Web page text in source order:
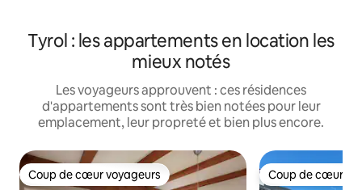
Tyrol : les appartements en location les
mieux notés
Les voyageurs approuvent : ces résidences
d'appartements sont très bien notées pour leur
emplacement, leur propreté et bien plus encore.
Coup de cœur voyageurs
Coup de cœur voyageurs Coup de cœur
Coup de cœur